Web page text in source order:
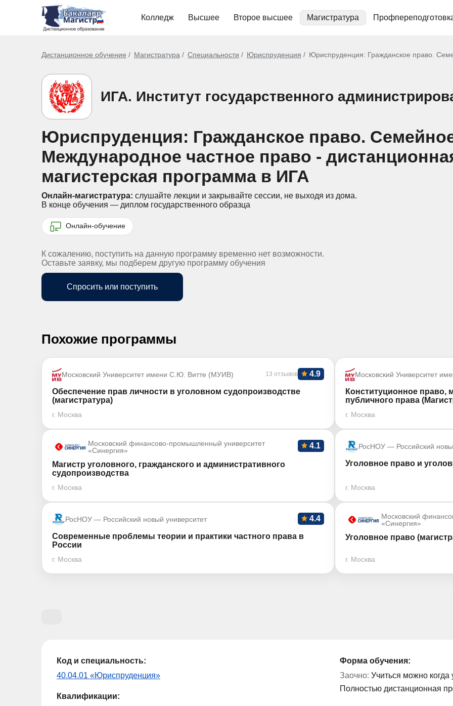
Колледж Высшее Второе высшее Магистратура
Дистанционное обучение Магистратура Специальности Юриспруденция Юриспруденция: Гражданское право.
ИГА. Институт государственного
Юриспруденция: Гражданское право.
Международное частное право -
магистерская программа в ИГА
Онлайн-магистратура: слушайте лекции и закрывайте сессии, не выходя из дома.
В конце обучения — диплом государственного образца
Онлайн-обучение
К сожалению, поступить на данную программу временно нет возможности.
Оставьте заявку, мы подберем другую программу обучения
Спросить или поступить
Похожие программы
Московский Университет имени С.Ю. Витте (МУИВ) 13 отзывов 4.9
Обеспечение прав личности в уголовном судопроизводстве
(магистратура)
г. Москва
Московский Университет
Конституционное
публичного права
г. Москва
Московский финансово-промышленный университет
«Синергия»
4.1
Магистр уголовного, гражданского и административного
судопроизводства
г. Москва
РосНОУ — Российский
Уголовное право и
г. Москва
РосНОУ — Российский новый университет 4.4
Современные проблемы теории и практики частного права в
России
г. Москва
Московский
«Синергия»
Уголовное право
г. Москва
Код и специальность:
40.04.01 «Юриспруденция»
Квалификации:
Форма обучения:
Заочно: Учиться можно
Полностью дистанционная